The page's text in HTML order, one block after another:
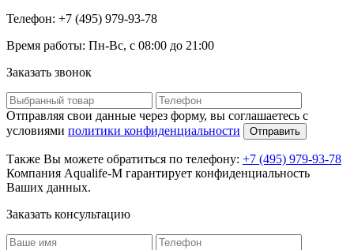
Телефон: +7 (495) 979-93-78
Время работы: Пн-Вс, с 08:00 до 21:00
Заказать звонок
Отправляя свои данные через форму, вы соглашаетесь с
условиями политики конфиденциальности Отправить
Также Вы можете обратиться по телефону: +7 (495) 979-93-78
Компания Aqualife-M гарантирует конфиденциальность
Ваших данных.
Заказать консультацию